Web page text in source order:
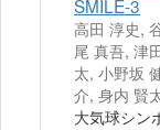
SMILE-3
高田 淳史,
尾 真吾, 津
太, 小野坂
介, 身内 賢
大気球シン